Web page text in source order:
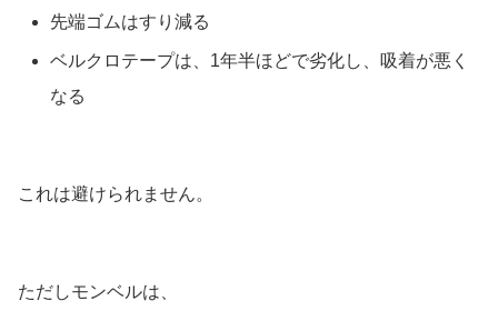
先端ゴムはすり減る
ベルクロテープは、1年半ほどで劣化し、吸着が悪く
なる
これは避けられません。
ただしモンベルは、